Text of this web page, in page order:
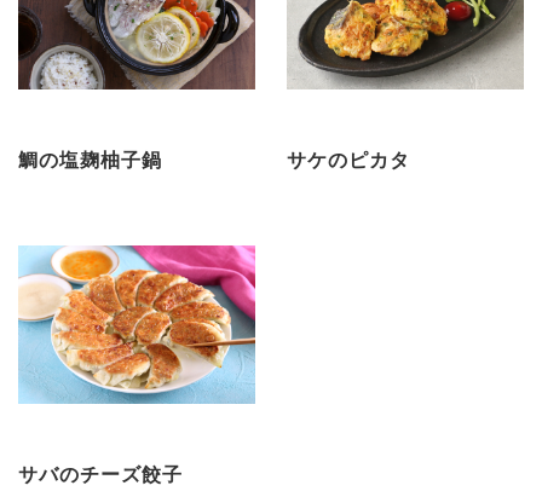
鯛の塩麹柚子鍋 サケのピカタ
サバのチーズ餃子